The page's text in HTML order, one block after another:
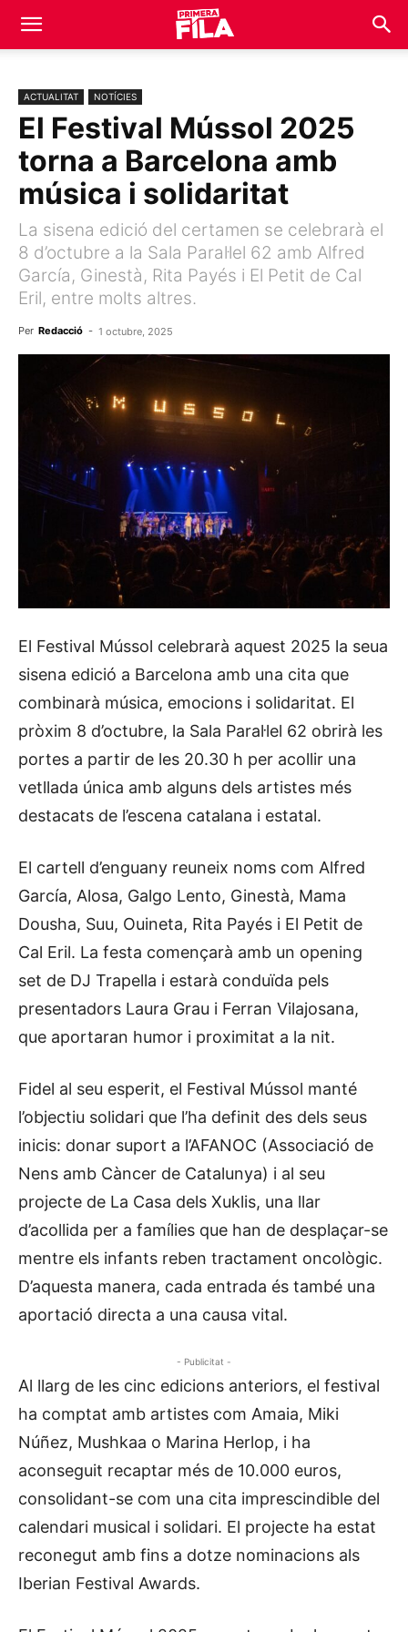
ACTUALITAT NOTÍCIES
El Festival Mússol 2025
torna a Barcelona amb
música i solidaritat
La sisena edició del certamen se celebrarà el
8 d’octubre a la Sala Paral·lel 62 amb Alfred
García, Ginestà, Rita Payés i El Petit de Cal
Eril, entre molts altres.
Per Redacció - 1 octubre, 2025
El Festival Mússol celebrarà aquest 2025 la seua
sisena edició a Barcelona amb una cita que
combinarà música, emocions i solidaritat. El
pròxim 8 d’octubre, la Sala Paral·lel 62 obrirà les
portes a partir de les 20.30 h per acollir una
vetllada única amb alguns dels artistes més
destacats de l’escena catalana i estatal.
El cartell d’enguany reuneix noms com Alfred
García, Alosa, Galgo Lento, Ginestà, Mama
Dousha, Suu, Ouineta, Rita Payés i El Petit de
Cal Eril. La festa començarà amb un opening
set de DJ Trapella i estarà conduïda pels
presentadors Laura Grau i Ferran Vilajosana,
que aportaran humor i proximitat a la nit.
Fidel al seu esperit, el Festival Mússol manté
l’objectiu solidari que l’ha definit des dels seus
inicis: donar suport a l’AFANOC (Associació de
Nens amb Càncer de Catalunya) i al seu
projecte de La Casa dels Xuklis, una llar
d’acollida per a famílies que han de desplaçar-se
mentre els infants reben tractament oncològic.
D’aquesta manera, cada entrada és també una
aportació directa a una causa vital.
- Publicitat -
Al llarg de les cinc edicions anteriors, el festival
ha comptat amb artistes com Amaia, Miki
Núñez, Mushkaa o Marina Herlop, i ha
aconseguit recaptar més de 10.000 euros,
consolidant-se com una cita imprescindible del
calendari musical i solidari. El projecte ha estat
reconegut amb fins a dotze nominacions als
Iberian Festival Awards.